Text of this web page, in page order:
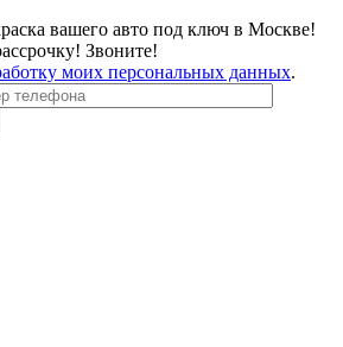
вашего авто под ключ в Москве!
Звоните!
моих персональных данных.